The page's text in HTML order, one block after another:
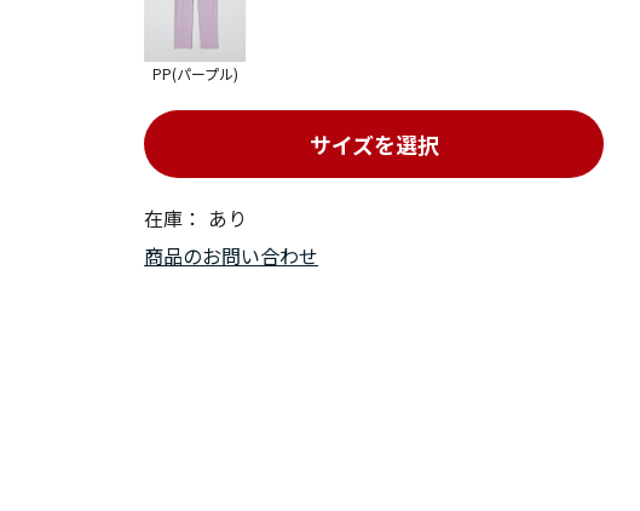
在庫： あり
サイズを選択
PP(パープル)
商品のお問い合わせ